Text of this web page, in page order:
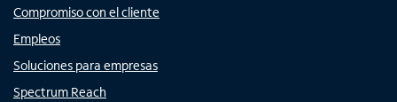
Compromiso con el cliente
Empleos
Soluciones para empresas
Spectrum Reach